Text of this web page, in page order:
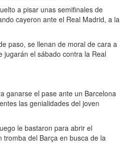
a pisar unas semifinales de
cayeron ante el Real Madrid, a la
paso, se llenan de moral de cara a
jugarán el sábado contra la Real
ganarse el pase ante un Barcelona
las genialidades del joven
le bastaron para abrir el
del Barça en busca de la